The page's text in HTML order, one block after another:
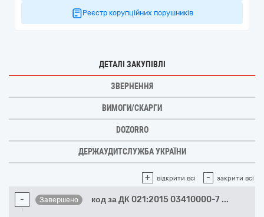
Реєстр корупційних порушників
ДЕТАЛІ ЗАКУПІВЛІ
ЗВЕРНЕННЯ
ВИМОГИ/СКАРГИ
DOZORRO
ДЕРЖАУДИТСЛУЖБА УКРАЇНИ
+ відкрити всі - закрити всі
- Завершено код за ДК 021:2015 03410000-7 ...